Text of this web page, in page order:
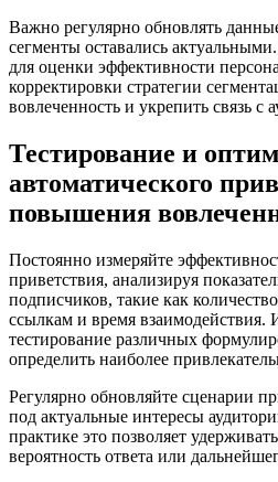
Важно регулярно обновлять
сегменты оставались
для оценки эффективности
корректировки стратегии
вовлеченность и укрепить связь с
Тестирование и
автоматического
повышения
Постоянно измеряйте
приветствия, анализируя
подписчиков, такие как
ссылкам и время взаимодействия.
тестирование различных
определить наиболее
Регулярно обновляйте сценарии
под актуальные интересы
практике это позволяет
вероятность ответа или